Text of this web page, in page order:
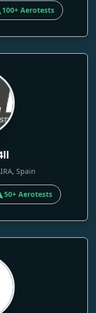
100+ Aerotests
Spain
50+ Aerotests